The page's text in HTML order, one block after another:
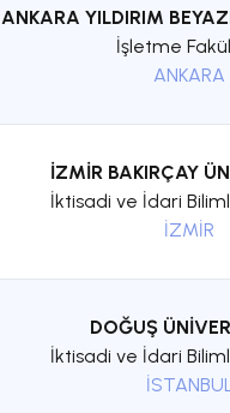
ANKARA YILDIRIM
İşletme
ANKARA
İZMİR BAKIRÇAY
İktisadi ve İdari
İZMİR
DOĞUŞ
İktisadi ve İdari